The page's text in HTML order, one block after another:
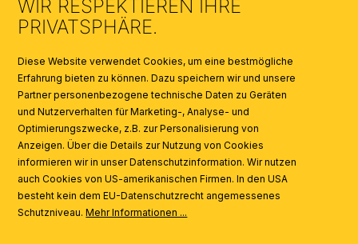
KATALOGE
AI
WIR RESPEKTIEREN IHRE
PRIVATSPHÄRE.
Diese Website verwendet Cookies, um eine bestmögliche
Erfahrung bieten zu können. Dazu speichern wir und unsere
Partner personenbezogene technische Daten zu Geräten
und Nutzerverhalten für Marketing-, Analyse- und
Optimierungszwecke, z.B. zur Personalisierung von
Anzeigen. Über die Details zur Nutzung von Cookies
informieren wir in unser Datenschutzinformation. Wir nutzen
auch Cookies von US-amerikanischen Firmen. In den USA
besteht kein dem EU-Datenschutzrecht angemessenes
Schutzniveau.Mehr Informationen ...